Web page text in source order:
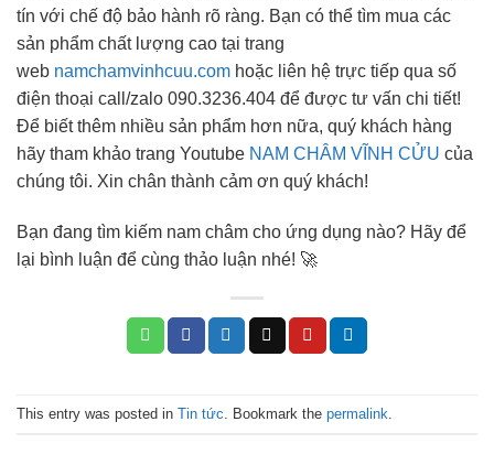
tín với chế độ bảo hành rõ ràng. Bạn có thể tìm mua các
sản phẩm chất lượng cao tại trang
web namchamvinhcuu.com hoặc liên hệ trực tiếp qua số
điện thoại call/zalo 090.3236.404 để được tư vấn chi tiết!
Để biết thêm nhiều sản phẩm hơn nữa, quý khách hàng
hãy tham khảo trang Youtube NAM CHÂM VĨNH CỬU của
chúng tôi. Xin chân thành cảm ơn quý khách!
Bạn đang tìm kiếm nam châm cho ứng dụng nào? Hãy để
lại bình luận để cùng thảo luận nhé! 🚀
This entry was posted in Tin tức . Bookmark the permalink